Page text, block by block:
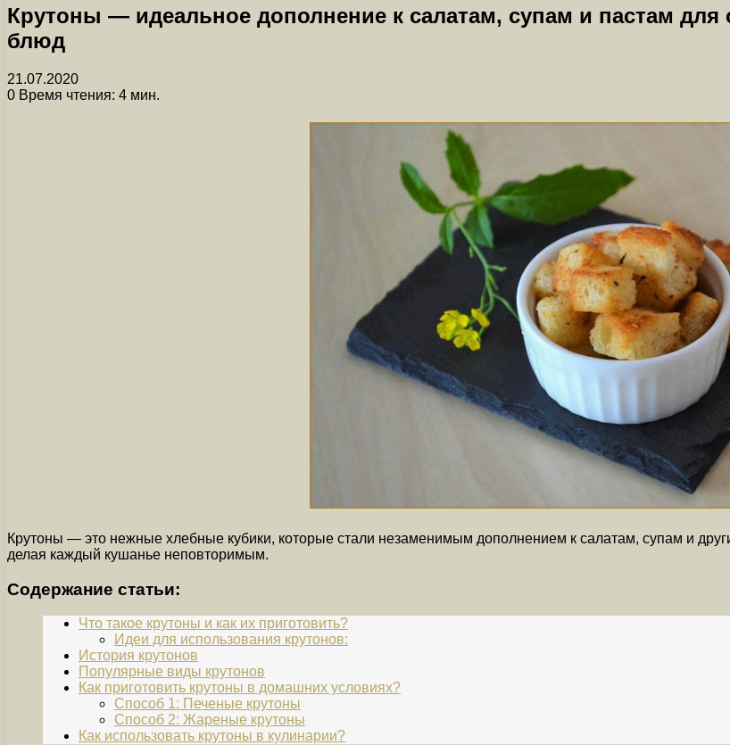
Крутоны — идеальное дополнение к салатам, супам и пастам для
блюд
21.07.2020
0 Время чтения: 4 мин.
Крутоны — это нежные хлебные кубики, которые стали незаменимым дополнением к салатам, супам и
делая каждый кушанье неповторимым.
Содержание статьи:
Что такое крутоны и как их приготовить?
Идеи для использования крутонов:
История крутонов
Популярные виды крутонов
Как приготовить крутоны в домашних условиях?
Способ 1: Печеные крутоны
Способ 2: Жареные крутоны
Как использовать крутоны в кулинарии?